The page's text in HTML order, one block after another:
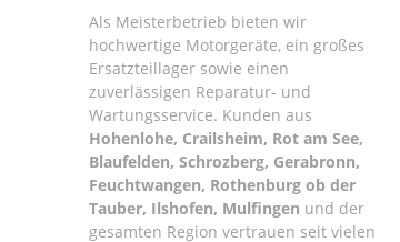
Als Meisterbetrieb bieten wir
hochwertige Motorgeräte, ein großes
Ersatzteillager sowie einen
zuverlässigen Reparatur- und
Wartungsservice. Kunden aus
Hohenlohe, Crailsheim, Rot am See,
Blaufelden, Schrozberg, Gerabronn,
Feuchtwangen, Rothenburg ob der
Tauber, Ilshofen, Mulfingen und der
gesamten Region vertrauen seit vielen